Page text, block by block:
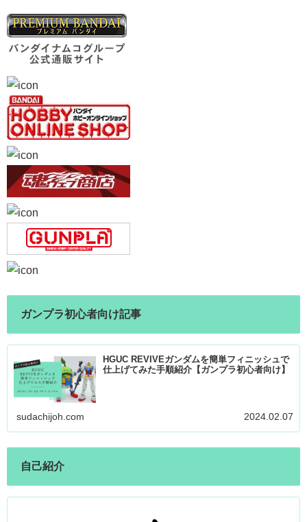
ガンプラ初心者向け記事
HGUC REVIVEガンダムを簡単フィニッシュで
仕上げてみた手順紹介【ガンプラ初心者向け】
sudachijoh.com 2024.02.07
自己紹介